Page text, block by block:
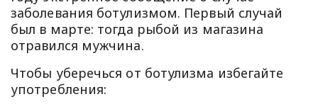
заболевания ботулизмом. Первый случай
был в марте: тогда рыбой из магазина
отравился мужчина.
Чтобы уберечься от ботулизма избегайте
употребления: